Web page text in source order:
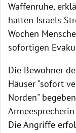
Waffenruhe,
hatten Israels
Wochen
sofortigen
Die Bewohner
Häuser "sofort
Norden"
Armeesprecherin
Die Angriffe